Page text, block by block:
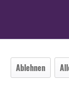
Ablehnen